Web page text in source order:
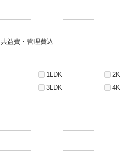
共益費・管理費込
1LDK 2K
3LDK 4K